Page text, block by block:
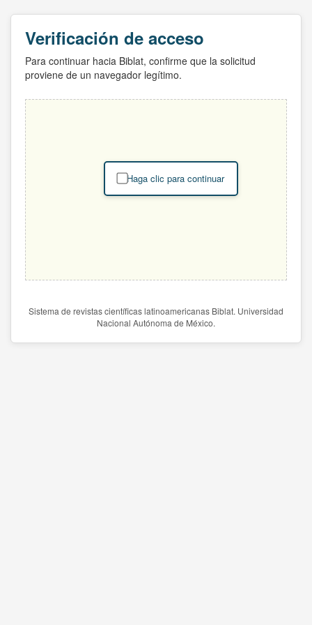
Verificación de acceso
Para continuar hacia Biblat, confirme que la solicitud
proviene de un navegador legítimo.
Haga clic para continuar
Sistema de revistas científicas latinoamericanas Biblat. Universidad
Nacional Autónoma de México.